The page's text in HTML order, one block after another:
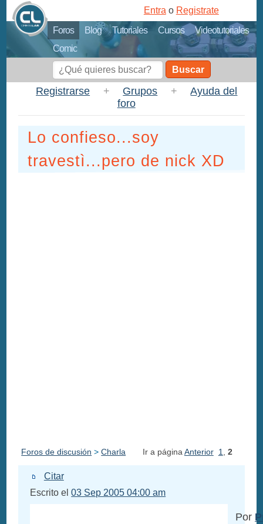
Foros Blog Tutoriales Cursos
Videotutoriales
Comic
Entra o Registrate
Buscar
Registrarse + Grupos +
Ayuda del
foro
Lo confieso...soy
travestì...pero de nick XD
Ir a páginaAnterior 1, 2
Foros de discusión >Charla
Citar
Escrito el03 Sep 2005 04:00 am
Por